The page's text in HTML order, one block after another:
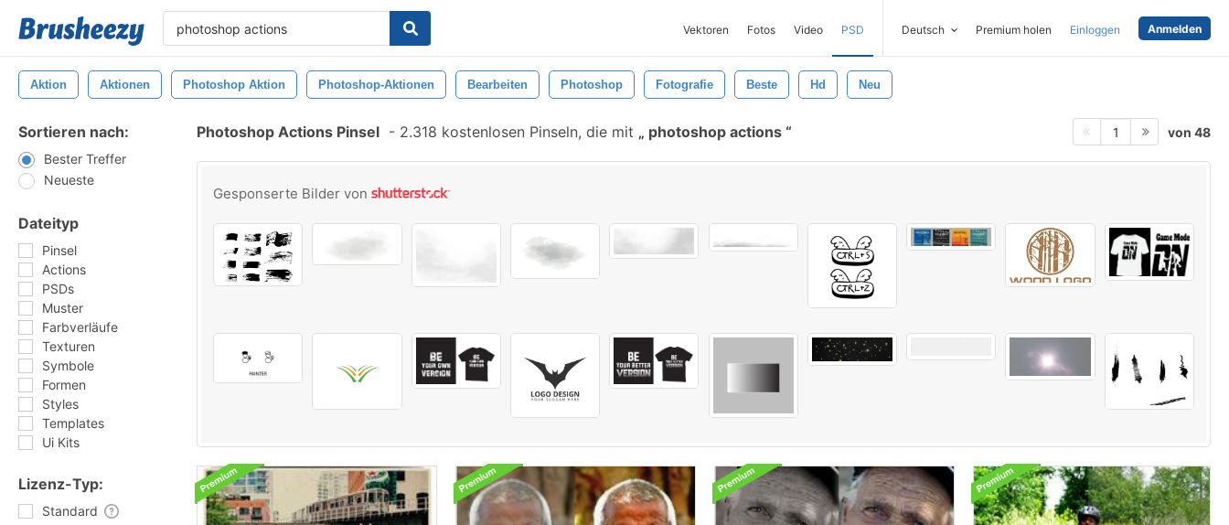
Vektoren Fotos Video PSD Deutsch Premium holen Einloggen Anmelden
Aktion Aktionen Photoshop Aktion Photoshop-Aktionen Bearbeiten Photoshop Fotografie Beste Hd Neu
Sortieren nach:
Bester Treffer
Neueste
Dateityp
Pinsel
Actions
PSDs
Muster
Farbverläufe
Texturen
Symbole
Formen
Styles
Templates
Ui Kits
Lizenz-Typ:
Standard
Photoshop Actions Pinsel - 2.318 kostenlosen Pinseln, die mit photoshop actions 1 von 48
Gesponserte Bilder von